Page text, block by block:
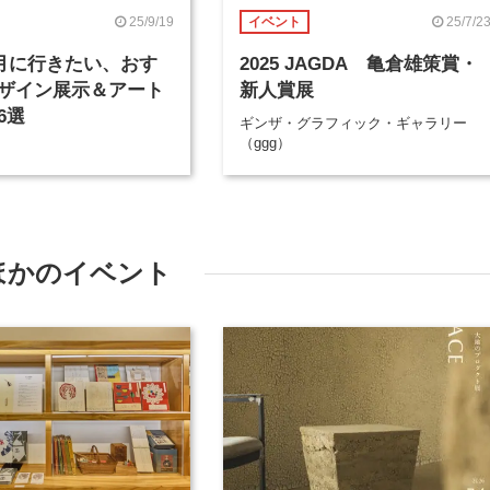
25/9/19
に行きたい、おす
イン展示＆アート
選
イベント 25/7/23
2025 JAGDA 亀倉雄策賞・
新人賞展
ギンザ・グラフィック・ギャラリー
（ggg）
のイベント